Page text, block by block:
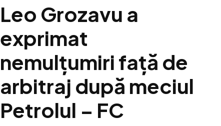
Leo Grozavu a
exprimat
nemulțumiri față de
arbitraj după meciul
Petrolul – FC